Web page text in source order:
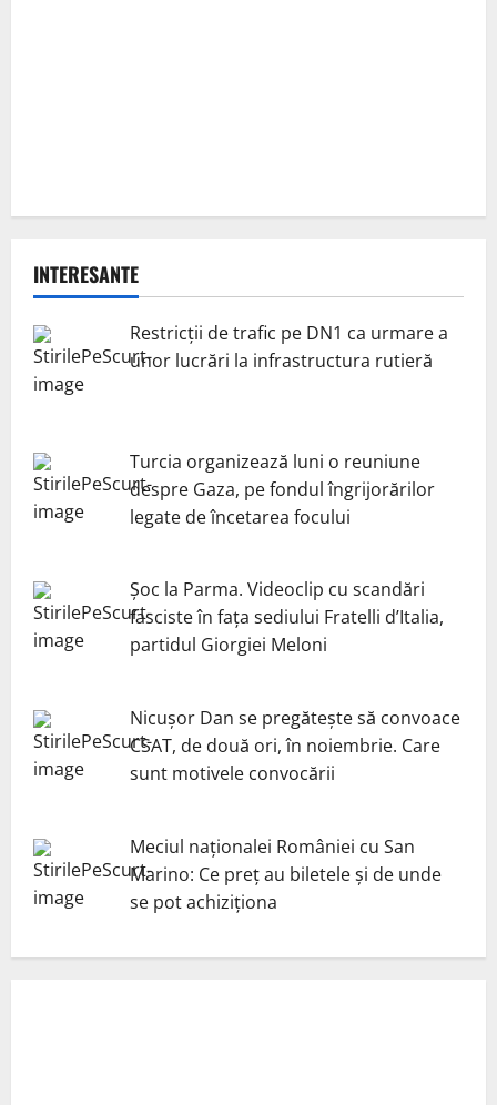
INTERESANTE
Restricții de trafic pe DN1 ca urmare a
unor lucrări la infrastructura rutieră
Turcia organizează luni o reuniune
despre Gaza, pe fondul îngrijorărilor
legate de încetarea focului
Șoc la Parma. Videoclip cu scandări
fasciste în fața sediului Fratelli d’Italia,
partidul Giorgiei Meloni
Nicuşor Dan se pregăteşte să convoace
CSAT, de două ori, în noiembrie. Care
sunt motivele convocării
Meciul naționalei României cu San
Marino: Ce preț au biletele și de unde
se pot achiziționa